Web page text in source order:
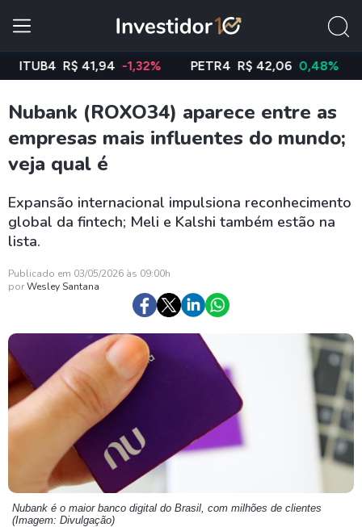
R$ 41,94 -1,32% PETR4 R$ 42,06 0,48%
Nubank (ROXO34) aparece entre as
empresas mais influentes do mundo;
veja qual é
Expansão internacional impulsiona reconhecimento
global da fintech; Meli e Kalshi também estão na
lista.
Publicado em 03/05/2026 às 09:00h
porWesley Santana
Nubank é o maior banco digital do Brasil, com milhões de clientes
(Imagem: Divulgação)